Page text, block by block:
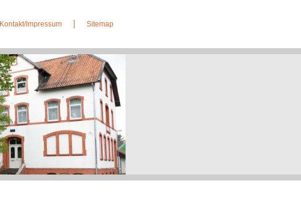
Kontakt/Impressum Sitemap